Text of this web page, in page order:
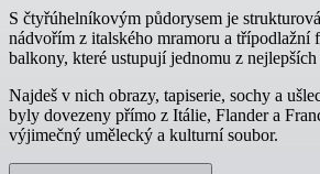
S čtyřúhelníkovým půdorysem je
nádvořím z italského mramoru a třípodlažní
balkony, které ustupují jednomu z
Najdeš v nich obrazy, tapiserie, sochy a
byly dovezeny přímo z Itálie, Flander a
výjimečný umělecký a kulturní soubor.